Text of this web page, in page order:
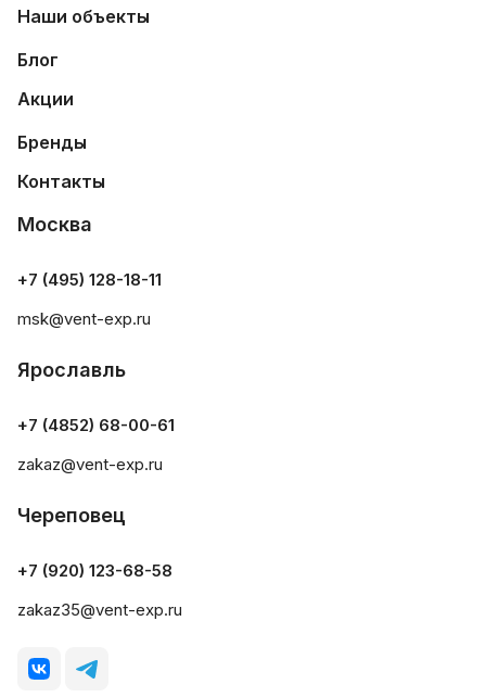
Наши объекты
Блог
Акции
Бренды
Контакты
Москва
+7 (495) 128-18-11
msk@vent-exp.ru
Ярославль
+7 (4852) 68-00-61
zakaz@vent-exp.ru
Череповец
+7 (920) 123-68-58
zakaz35@vent-exp.ru